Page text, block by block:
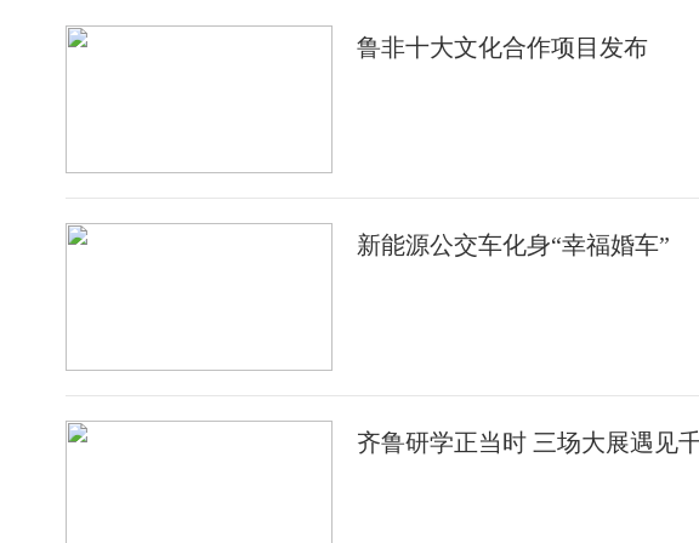
鲁非十大文化合作项目发布
新能源公交车化身“幸福婚车”
齐鲁研学正当时 三场大展遇见